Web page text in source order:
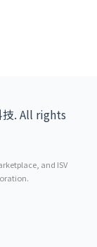
. All rights
and ISV